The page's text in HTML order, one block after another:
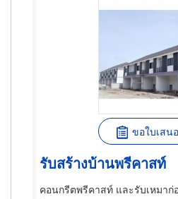
ขอใบเสน
รับสร้างบ้านพรีคาสท์
คอนกรีตพรีคาสท์ และรับเหมาก่